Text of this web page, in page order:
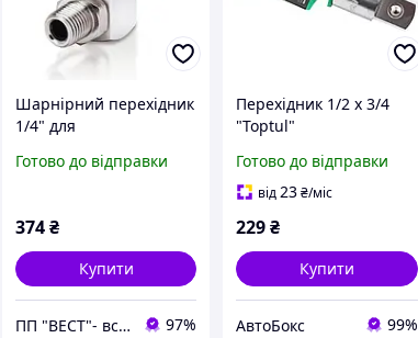
Шарнірний перехідник
1/4" для
повітряних ліній
Готово до відправки
374₴
Купити
ПП "ВЕСТ"- все для зварки, спецодяг та взуття, пожежна безпека, покрівельні матеріали. 97%
Перехідник 1/2 х 3/4
"Toptul"
Готово до відправки
від23₴/міс
229₴
Купити
АвтоБокс 99%